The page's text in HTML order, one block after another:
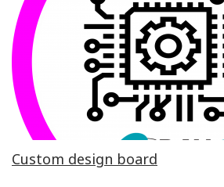
Custom design board